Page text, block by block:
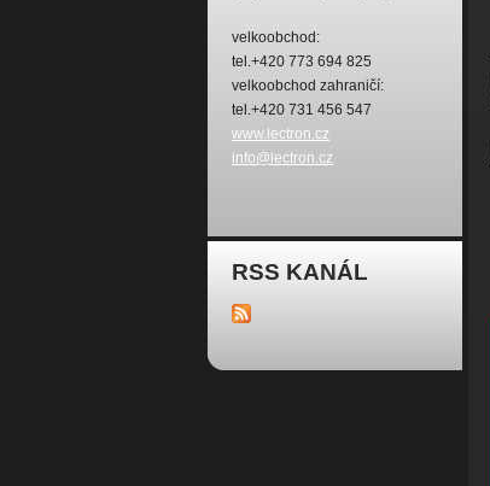
velkoobchod:
tel.+420 773 694 825
velkoobchod zahraničí:
tel.+420 731 456 547
www.lectron.cz
info@lectron.cz
RSS KANÁL